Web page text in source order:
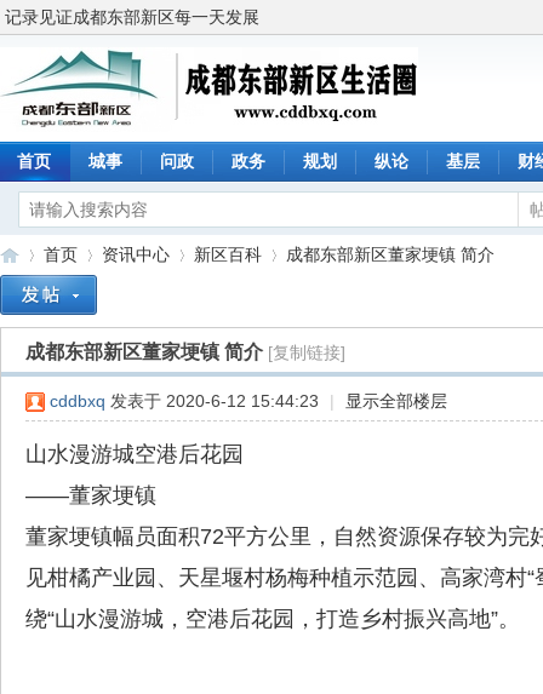
记录见证成都东部新区每一天发展
首页 城事 问政 政务 规划 纵论 基层 财
»
首页
›
资讯中心
›
新区百科 成都东部新区董家埂镇 简介
成都东部新区董家埂镇 简介 [复制链接]
cddbxq 发表于 2020-6-12 15:44:23 | 显示全部楼层
山水漫游城空港后花园
——董家埂镇
董家埂镇幅员面积72平方公里，自然资源保存较为完
见柑橘产业园、天星堰村杨梅种植示范园、高家湾村
绕“山水漫游城，空港后花园，打造乡村振兴高地”。